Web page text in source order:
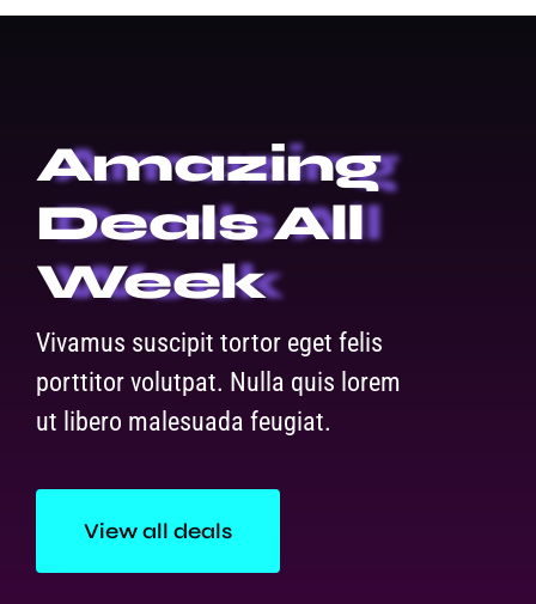
Amazing
Deals All
Week
Vivamus suscipit tortor eget felis
porttitor volutpat. Nulla quis lorem
ut libero malesuada feugiat.
View all deals